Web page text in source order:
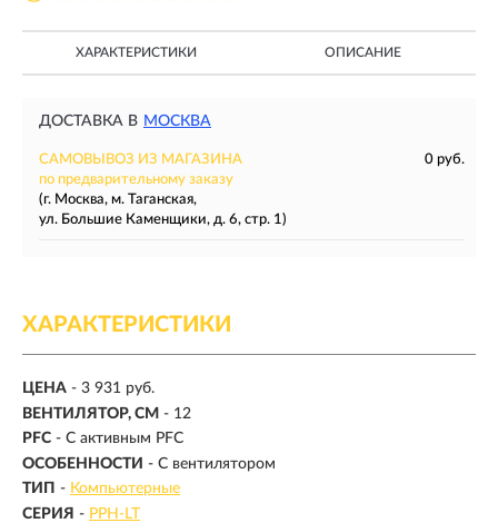
ХАРАКТЕРИСТИКИ ОПИСАНИЕ
ДОСТАВКА В МОСКВА
САМОВЫВОЗ ИЗ МАГАЗИНА
0 руб.
по предварительному заказу
(г. Москва, м. Таганская,
ул. Большие Каменщики, д. 6, стр. 1)
ХАРАКТЕРИСТИКИ
ЦЕНА - 3 931 руб.
ВЕНТИЛЯТОР, СМ - 12
PFC - С активным PFC
ОСОБЕННОСТИ - С вентилятором
ТИП - Компьютерные
СЕРИЯ - PPH-LT